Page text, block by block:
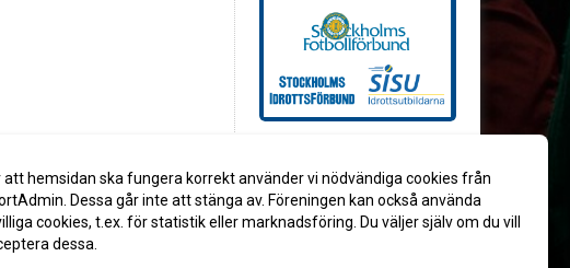
att hemsidan ska fungera korrekt använder vi nödvändiga cookies från
Dessa går inte att stänga av. Föreningen kan också använda
cookies, t.ex. för statistik eller marknadsföring. Du väljer själv om du vill
dessa.